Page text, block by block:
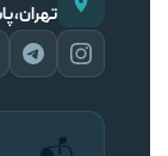
تهران،